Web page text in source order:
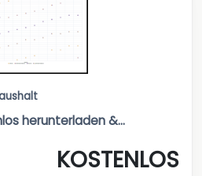
herunterladen &...
KOSTENLOS